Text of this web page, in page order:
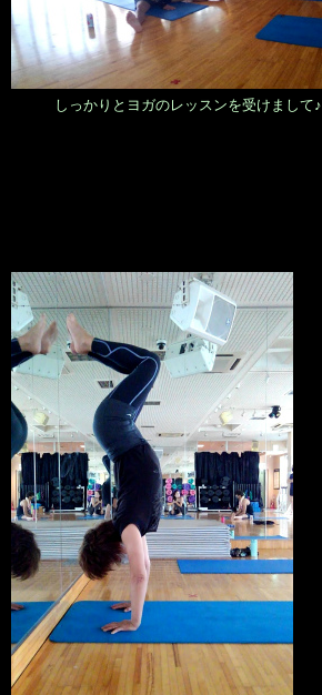
しっかりとヨガのレッスンを受けまして♪